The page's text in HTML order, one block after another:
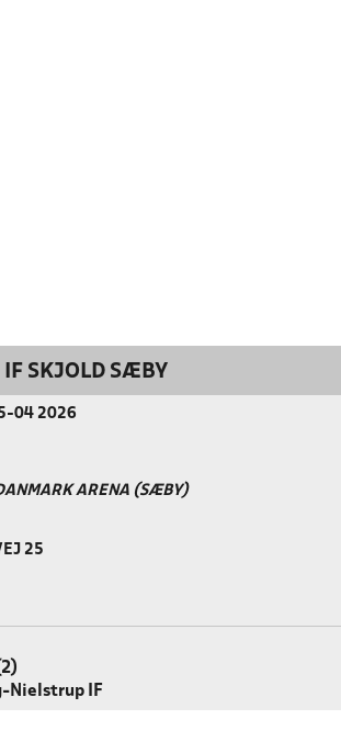
IF SKJOLD SÆBY
04 2026
ARENA (SÆBY)
25
Nielstrup IF